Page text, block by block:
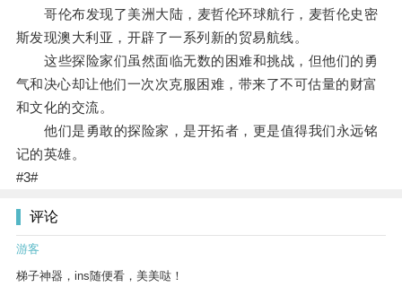
哥伦布发现了美洲大陆，麦哲伦环球航行，麦哲伦史密
斯发现澳大利亚，开辟了一系列新的贸易航线。
这些探险家们虽然面临无数的困难和挑战，但他们的勇
气和决心却让他们一次次克服困难，带来了不可估量的财富
和文化的交流。
他们是勇敢的探险家，是开拓者，更是值得我们永远铭
记的英雄。
#3#
评论
游客
梯子神器，ins随便看，美美哒！